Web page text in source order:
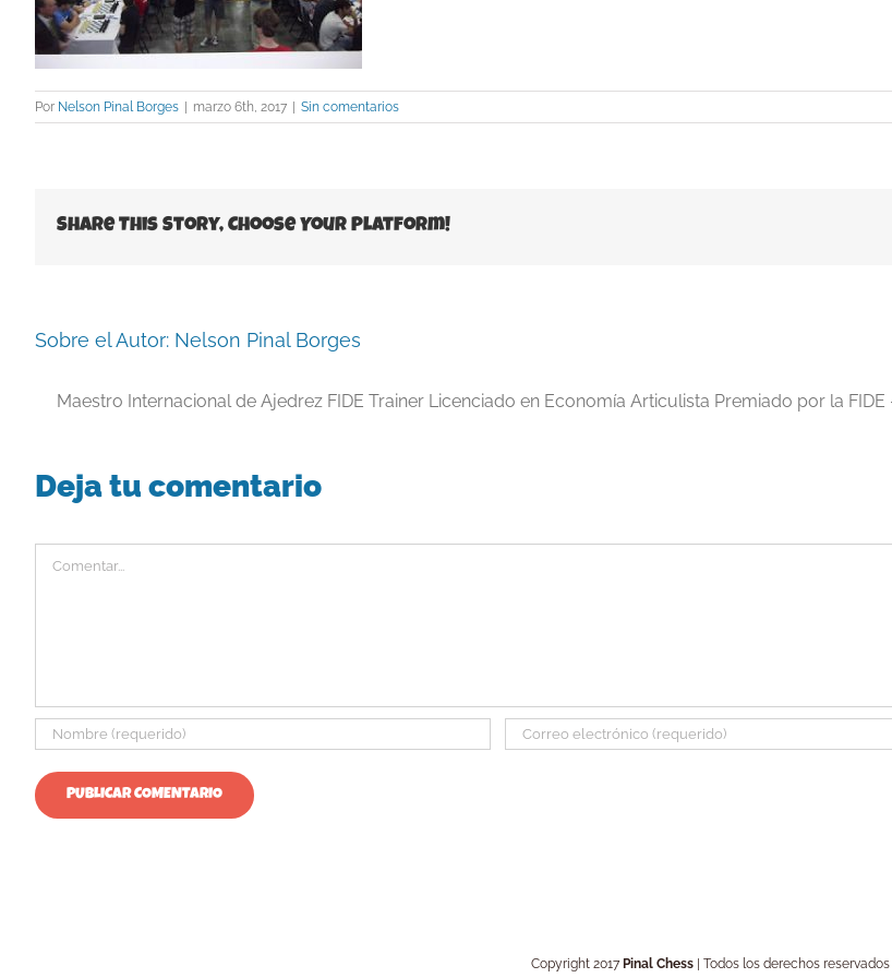
Por Nelson Pinal Borges | marzo 6th, 2017 | Sin comentarios
Share This Story, Choose Your Platform!
Sobre el Autor: Nelson Pinal Borges
Maestro Internacional de Ajedrez FIDE Trainer Licenciado en Economía Articulista Premiado por la
Deja tu comentario
Copyright 2017 Pinal Chess| Todos los derechos reservados